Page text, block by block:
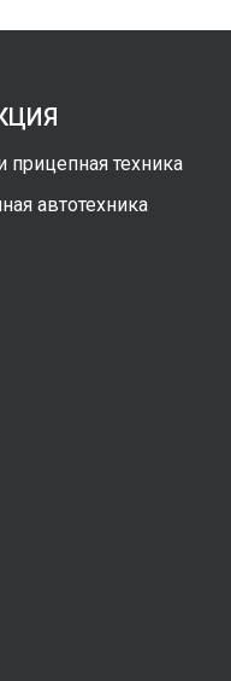
прицепная техника
автотехника